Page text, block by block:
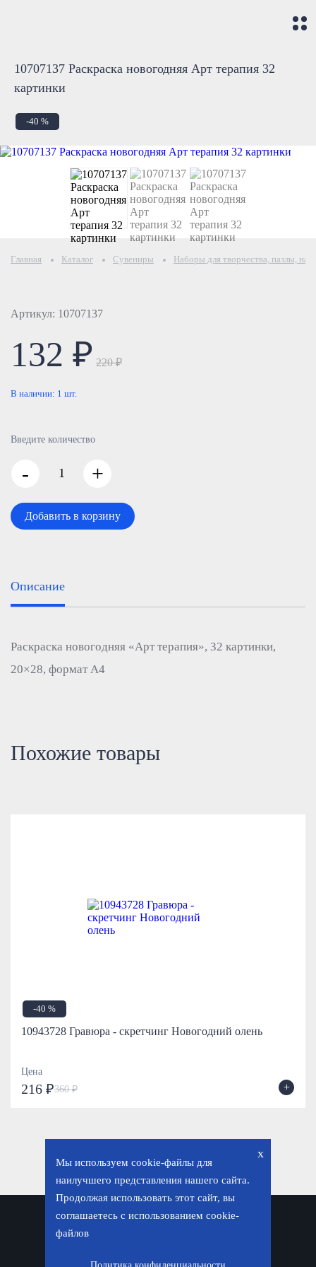
10707137 Раскраска новогодняя Арт терапия 32
картинки
-40 %
Главная Каталог Сувениры Наборы для творчества, пазлы,
Артикул: 10707137
132 ₽ 220 ₽
В наличии: 1 шт.
Введите количество
- +
Добавить в корзину
Описание
Раскраска новогодняя «Арт терапия», 32 картинки,
20×28, формат А4
Похожие товары
-40 %
10943728 Гравюра - скретчинг Новогодний олень
Цена
216 ₽360 ₽ +
x
Мы используем cookie-файлы для
наилучшего представления нашего сайта.
Продолжая использовать этот сайт, вы
соглашаетесь с использованием cookie-
файлов